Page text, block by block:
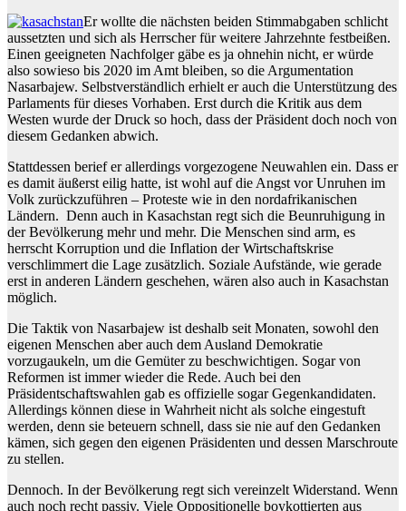
Er wollte die nächsten beiden Stimmabgaben schlicht
aussetzten und sich als Herrscher für weitere Jahrzehnte festbeißen.
Einen geeigneten Nachfolger gäbe es ja ohnehin nicht, er würde
also sowieso bis 2020 im Amt bleiben, so die Argumentation
Nasarbajew. Selbstverständlich erhielt er auch die Unterstützung des
Parlaments für dieses Vorhaben. Erst durch die Kritik aus dem
Westen wurde der Druck so hoch, dass der Präsident doch noch von
diesem Gedanken abwich.
Stattdessen berief er allerdings vorgezogene Neuwahlen ein. Dass er
es damit äußerst eilig hatte, ist wohl auf die Angst vor Unruhen im
Volk zurückzuführen – Proteste wie in den nordafrikanischen
Ländern. Denn auch in Kasachstan regt sich die Beunruhigung in
der Bevölkerung mehr und mehr. Die Menschen sind arm, es
herrscht Korruption und die Inflation der Wirtschaftskrise
verschlimmert die Lage zusätzlich. Soziale Aufstände, wie gerade
erst in anderen Ländern geschehen, wären also auch in Kasachstan
möglich.
Die Taktik von Nasarbajew ist deshalb seit Monaten, sowohl den
eigenen Menschen aber auch dem Ausland Demokratie
vorzugaukeln, um die Gemüter zu beschwichtigen. Sogar von
Reformen ist immer wieder die Rede. Auch bei den
Präsidentschaftswahlen gab es offizielle sogar Gegenkandidaten.
Allerdings können diese in Wahrheit nicht als solche eingestuft
werden, denn sie beteuern schnell, dass sie nie auf den Gedanken
kämen, sich gegen den eigenen Präsidenten und dessen Marschroute
zu stellen.
Dennoch. In der Bevölkerung regt sich vereinzelt Widerstand. Wenn
auch noch recht passiv. Viele Oppositionelle boykottierten aus